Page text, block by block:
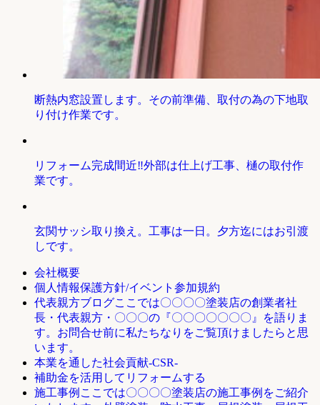
断熱内窓設置します。その前準備、取付の為の下地取
り付け作業です。
リフォーム完成間近‼外部は仕上げ工事、樋の取付作
業です。
玄関サッシ取り換え。工事は一日。夕方迄にはお引渡
しです。
会社概要
個人情報保護方針/イベント参加規約
代表親方ブログここでは〇〇〇〇塗装店の創業者社
長・代表親方・〇〇〇の『〇〇〇〇〇〇〇』を語りま
す。お問合せ前に私たちなりをご覧頂けましたらと思
います。
本業を通した社会貢献-CSR-
補助金を活用してリフォームする
施工事例 ここでは〇〇〇〇塗装店の施工事例をご紹介